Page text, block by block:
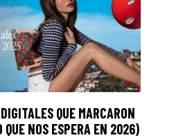
QUE MARCARON
NOS ESPERA EN 2026)